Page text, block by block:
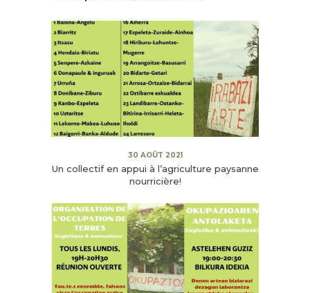
30 AOÛT 2021
Un collectif en appui à l’agriculture paysanne
nourricière!